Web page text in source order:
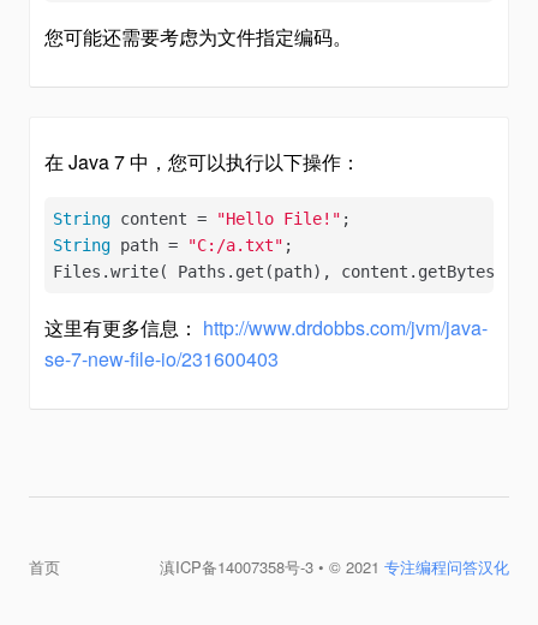
您可能还需要考虑为文件指定编码。
在 Java 7 中，您可以执行以下操作：
String content = "Hello File!"
String path = "C:/a.txt" ;
Files.write( Paths.get(path), content.getBytes());
这里有更多信息： http://www.drdobbs.com/jvm/java-
se-7-new-file-io/231600403
首页 滇ICP备14007358号-3 • © 2021 专注编程问答汉化